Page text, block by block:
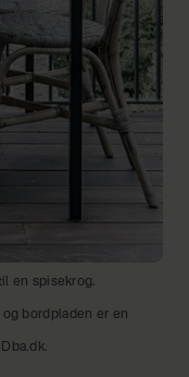
en spisekrog.
bordpladen er en